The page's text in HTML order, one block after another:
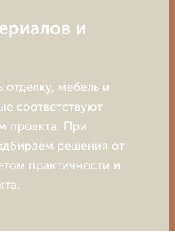
и
мебель и
соответствуют
проекта. При
решения от
практичности и